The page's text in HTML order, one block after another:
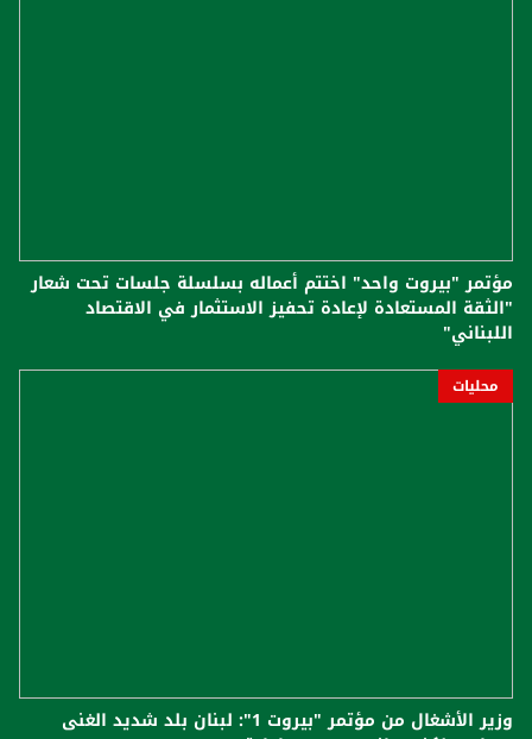
مؤتمر "بيروت واحد" اختتم أعماله بسلسلة جلسات تحت شعار
"الثقة المستعادة لإعادة تحفيز الاستثمار في الاقتصاد
اللبناني"
محليات
وزير الأشغال من مؤتمر "بيروت 1": لبنان بلد شديد الغنى